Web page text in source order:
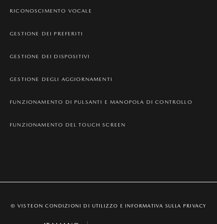
RICONOSCIMENTO VOCALE
GESTIONE DEI PREFERITI
GESTIONE DEI DISPOSITIVI
GESTIONE DEGLI AGGIORNAMENTI
FUNZIONAMENTO DI PULSANTI E MANOPOLA DI CONTROLLO
FUNZIONAMENTO DEL TOUCH SCREEN
© VISTEONCONDIZIONI DI UTILIZZO E INFORMATIVA SULLA PRIVACY